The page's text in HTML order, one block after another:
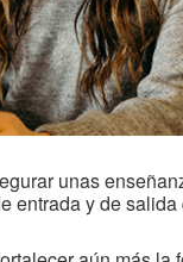
unas
entrada y de